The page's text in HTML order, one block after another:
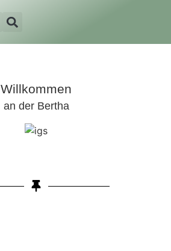
Willkommen
an der Bertha